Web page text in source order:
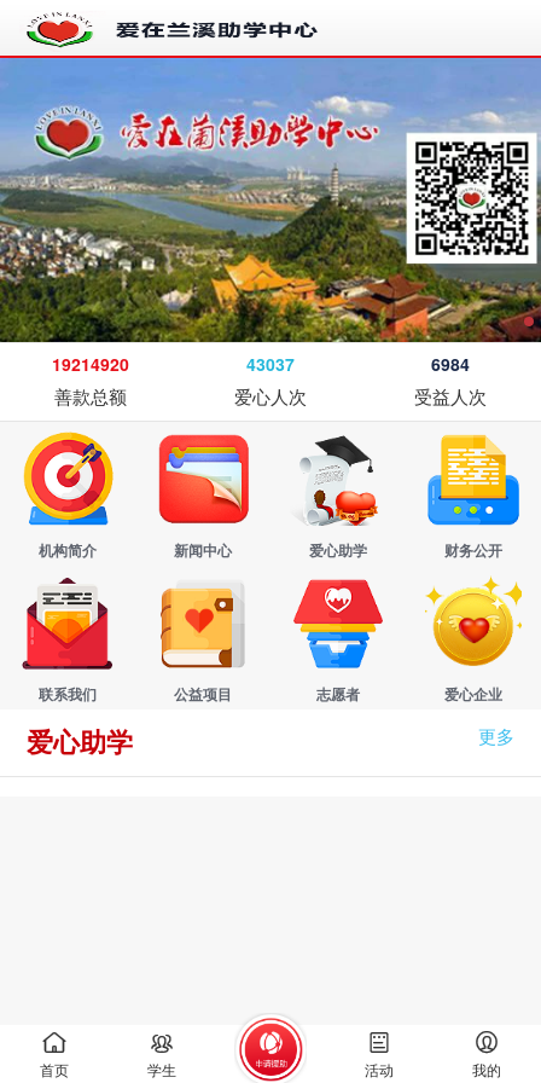
首页 学生 活动 我的
19214920
善款总额
43037
爱心人次
6984
受益人次
机构简介 新闻中心 爱心助学 财务公开
联系我们 公益项目 志愿者 爱心企业
更多
爱心助学